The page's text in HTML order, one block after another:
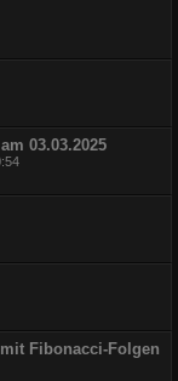
03.03.2025
Fibonacci-Folgen